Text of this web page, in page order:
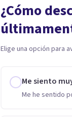
¿Cómo
Elige una opción para
Me siento
Me he sentido